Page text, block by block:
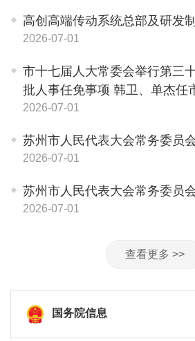
高创高端传动系统总部及研发
2026-07-01
市十七届人大常委会举行第三
批人事任免事项 韩卫、单杰任
2026-07-01
苏州市人民代表大会常务委员
2026-07-01
苏州市人民代表大会常务委员
2026-07-01
查看更多 >>
国务院信息